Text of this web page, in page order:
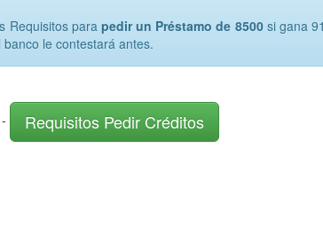
Requisitos para pedir un Préstamo de 8500 si gana
le contestará antes.
- Requisitos Pedir Créditos